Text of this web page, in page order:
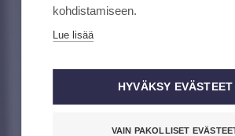
kohdistamiseen.
Lue lisää
HYVÄKSY EVÄSTEET
VAIN PAKOLLISET